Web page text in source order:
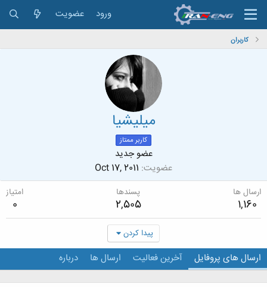
ورود عضویت
کاربران
میلیشیا
کاربر ممتاز
عضو جدید
عضویت Oct 17, 2011
ارسال ها
1,160
پسندها
2,505
امتیاز
0
پیدا کردن
ارسال های پروفایل آخرین فعالیت ارسال ها درباره